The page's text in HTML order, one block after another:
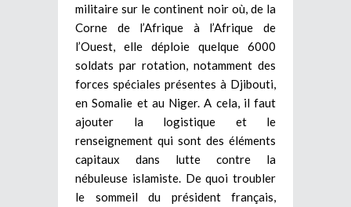
militaire sur le continent noir où, de la
Corne de l’Afrique à l’Afrique de
l’Ouest, elle déploie quelque 6000
soldats par rotation, notamment des
forces spéciales présentes à Djibouti,
en Somalie et au Niger. A cela, il faut
ajouter la logistique et le
renseignement qui sont des éléments
capitaux dans lutte contre la
nébuleuse islamiste. De quoi troubler
le sommeil du président français,